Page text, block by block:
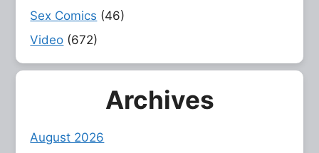
Sex Comics (46)
Video (672)
Archives
August 2026